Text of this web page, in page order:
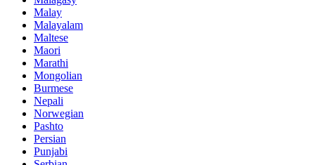
Malay
Malayalam
Maltese
Maori
Marathi
Mongolian
Burmese
Nepali
Norwegian
Pashto
Persian
Punjabi